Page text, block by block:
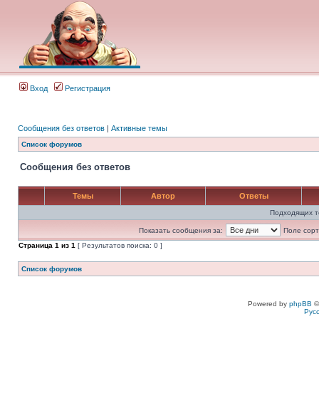
Вход Регистрация
Сообщения без ответов | Активные темы
Список форумов
Сообщения без ответов
Темы Автор Ответы
Подходящих
Показать сообщения за:
Поле
Страница 1 из 1 [ Результатов поиска: 0 ]
Список форумов
Powered by phpBB